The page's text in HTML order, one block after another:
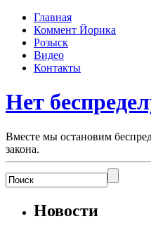
Главная
Коммент Йорика
Розыск
Видео
Контакты
Нет
Вместе мы остановим
закона.
Новости